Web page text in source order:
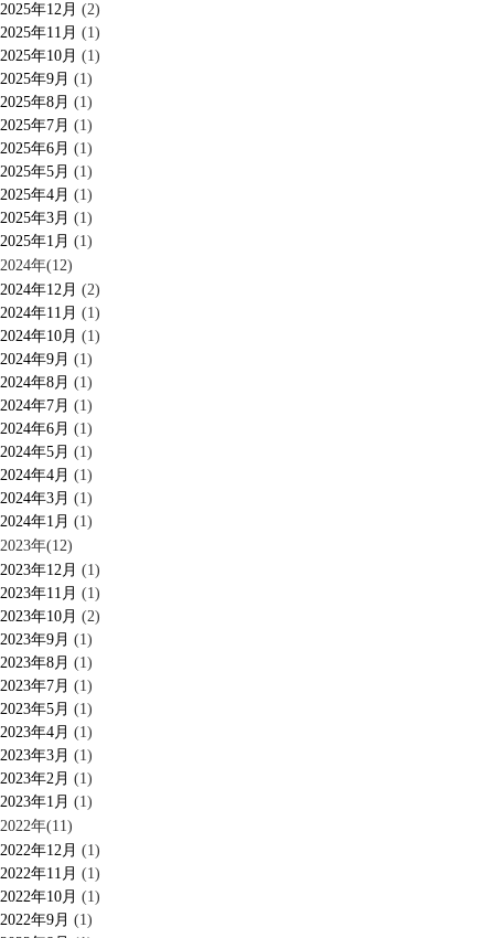
2025年12月 (2)
2025年11月 (1)
2025年10月 (1)
2025年9月 (1)
2025年8月 (1)
2025年7月 (1)
2025年6月 (1)
2025年5月 (1)
2025年4月 (1)
2025年3月 (1)
2025年1月 (1)
2024年(12)
2024年12月 (2)
2024年11月 (1)
2024年10月 (1)
2024年9月 (1)
2024年8月 (1)
2024年7月 (1)
2024年6月 (1)
2024年5月 (1)
2024年4月 (1)
2024年3月 (1)
2024年1月 (1)
2023年(12)
2023年12月 (1)
2023年11月 (1)
2023年10月 (2)
2023年9月 (1)
2023年8月 (1)
2023年7月 (1)
2023年5月 (1)
2023年4月 (1)
2023年3月 (1)
2023年2月 (1)
2023年1月 (1)
2022年(11)
2022年12月 (1)
2022年11月 (1)
2022年10月 (1)
2022年9月 (1)